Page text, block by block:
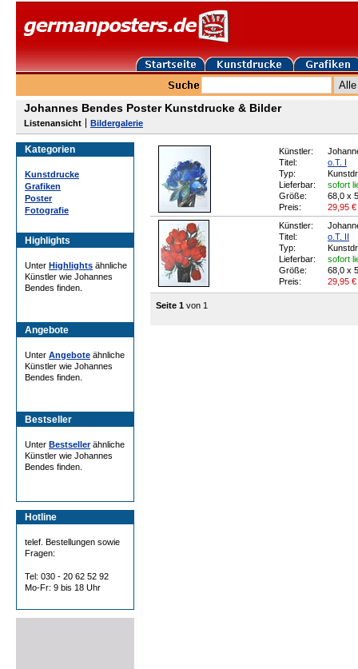
Johannes Bendes Poster Kunstdrucke & Bilder
Listenansicht Bildergalerie
Kategorien
Kunstdrucke
Grafiken
Poster
Fotografie
Highlights
Unter Highlights ähnliche
Künstler wie Johannes
Bendes finden.
Angebote
Unter Angebote ähnliche
Künstler wie Johannes
Bendes finden.
Bestseller
Unter Bestsellerähnliche
Künstler wie Johannes
Bendes finden.
Hotline
telef. Bestellungen sowie
Fragen:
Tel: 030 - 20 62 52 92
Mo-Fr: 9 bis 18 Uhr
Künstler:
Titel:
o.T. I
Typ:
Lieferbar:
sofort
Größe:
68,0 x
Preis:
29,95 €
Künstler:
Titel:
o.T. II
Typ:
Lieferbar:
sofort
Größe:
68,0 x
Preis:
29,95 €
Seite 1 von 1